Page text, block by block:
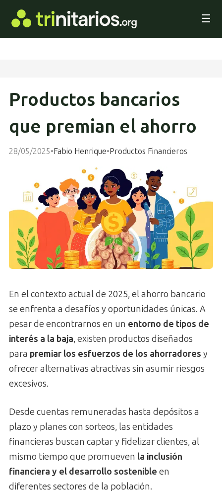
☰
Productos bancarios
que premian el ahorro
28/05/2025•Fabio Henrique•Productos Financieros
En el contexto actual de 2025, el ahorro bancario
se enfrenta a desafíos y oportunidades únicas. A
pesar de encontrarnos en un entorno de tipos de
interés a la baja, existen productos diseñados
para premiar los esfuerzos de los ahorradores y
ofrecer alternativas atractivas sin asumir riesgos
excesivos.
Desde cuentas remuneradas hasta depósitos a
plazo y planes con sorteos, las entidades
financieras buscan captar y fidelizar clientes, al
mismo tiempo que promueven la inclusión
financiera y el desarrollo sostenible en
diferentes sectores de la población.